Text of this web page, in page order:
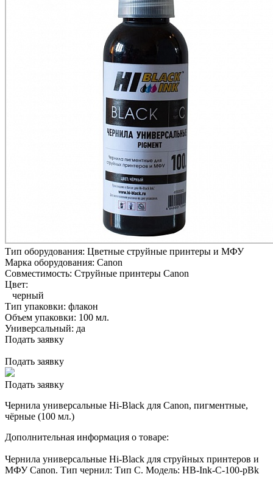
Тип оборудования: Цветные струйные принтеры и МФУ
Марка оборудования: Canon
Совместимость: Струйные принтеры Canon
Цвет:
черный
Тип упаковки: флакон
Объем упаковки: 100 мл.
Универсальный: да
Подать заявку
Подать заявку
Подать заявку
Чернила универсальные Hi-Black для Canon, пигментные,
чёрные (100 мл.)
Дополнительная информация о товаре:
Чернила универсальные Hi-Black для струйных принтеров и
МФУ Canon. Тип чернил: Тип C. Модель: HB-Ink-C-100-pBk